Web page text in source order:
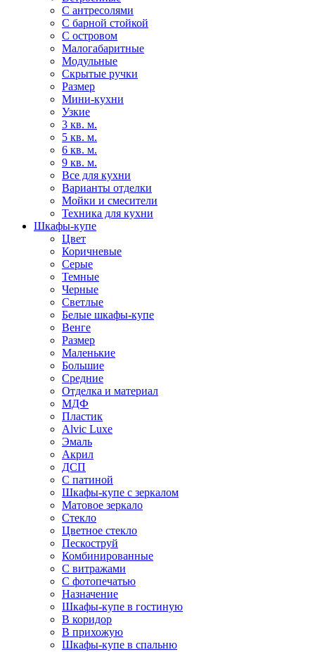
С антресолями
С барной стойкой
С островом
Малогабаритные
Модульные
Скрытые ручки
Размер
Мини-кухни
Узкие
3 кв. м.
5 кв. м.
6 кв. м.
9 кв. м.
Все для кухни
Варианты отделки
Мойки и смесители
Техника для кухни
Шкафы-купе
Цвет
Коричневые
Серые
Темные
Черные
Светлые
Белые шкафы-купе
Венге
Размер
Маленькие
Большие
Средние
Отделка и материал
МДФ
Пластик
Alvic Luxe
Эмаль
Акрил
ДСП
С патиной
Шкафы-купе с зеркалом
Матовое зеркало
Стекло
Цветное стекло
Пескоструй
Комбинированные
С витражами
С фотопечатью
Назначение
Шкафы-купе в гостиную
В коридор
В прихожую
Шкафы-купе в спальню